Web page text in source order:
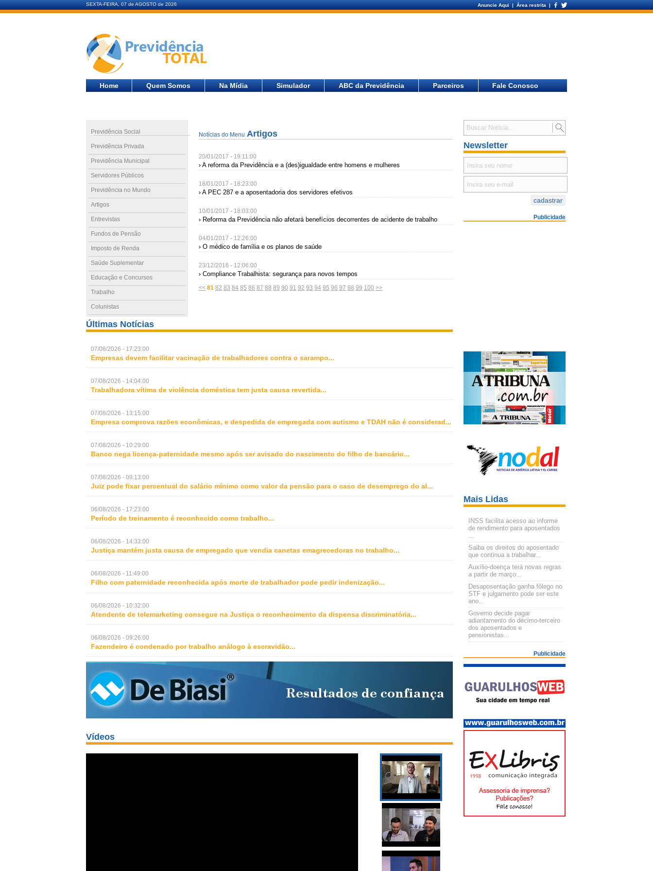
SEXTA-FEIRA, 07 de AGOSTO de 2026 Anuncie Aqui | Área restrita |
Home Quem Somos Na Mídia Simulador ABC da Previdência Parceiros Fale Conosco
Previdência Social
Previdência Privada
Previdência Municipal
Servidores Públicos
Previdência no Mundo
Artigos
Entrevistas
Fundos de Pensão
Imposto de Renda
Saúde Suplementar
Educação e Concursos
Trabalho
Colunistas
Notícias do Menu Artigos
20/01/2017 - 19:11:00
› A reforma da Previdência e a (des)igualdade entre homens e mulheres
18/01/2017 - 18:23:00
› A PEC 287 e a aposentadoria dos servidores efetivos
10/01/2017 - 18:03:00
› Reforma da Previdência não afetará benefícios decorrentes de acidente de trabalho
04/01/2017 - 12:26:00
› O médico de família e os planos de saúde
23/12/2016 - 12:06:00
› Compliance Trabalhista: segurança para novos tempos
<< 81 82 83 84 85 86 87 88 89 90 91 92 93 94 95 96 97 98 99 100 >>
Últimas Notícias
07/08/2026 - 17:23:00
Empresas devem facilitar vacinação de trabalhadores contra o sarampo...
07/08/2026 - 14:04:00
Trabalhadora vítima de violência doméstica tem justa causa revertida...
07/08/2026 - 13:15:00
Empresa comprova razões econômicas, e despedida de empregada com autismo e TDAH não é considerad...
07/08/2026 - 10:29:00
Banco nega licença-paternidade mesmo após ser avisado do nascimento do filho de bancário...
07/08/2026 - 09:13:00
Juiz pode fixar percentual do salário mínimo como valor da pensão para o caso de desemprego do al...
06/08/2026 - 17:23:00
Período de treinamento é reconhecido como trabalho...
06/08/2026 - 14:33:00
Justiça mantém justa causa de empregado que vendia canetas emagrecedoras no trabalho...
06/08/2026 - 11:49:00
Filho com paternidade reconhecida após morte de trabalhador pode pedir indenização...
06/08/2026 - 10:32:00
Atendente de telemarketing consegue na Justiça o reconhecimento da dispensa discriminatória...
06/08/2026 - 09:26:00
Fazendeiro é condenado por trabalho análogo à escravidão...
Vídeos
Newsletter
Publicidade
Mais Lidas
INSS facilita acesso ao informe
de rendimento para aposentados
...
Saiba os direitos do aposentado
que continua a trabalhar...
Auxílio-doença terá novas regras
a partir de março...
Desaposentação ganha fôlego no
STF e julgamento pode ser este
ano...
Governo decide pagar
adiantamento do décimo-terceiro
dos aposentados e
pensionistas...
Publicidade